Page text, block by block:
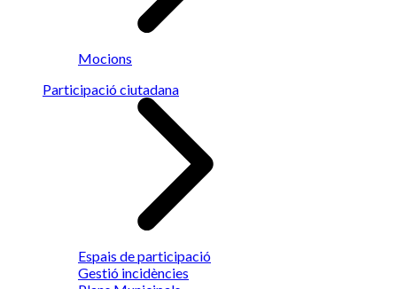
Mocions
Participació ciutadana
Espais de participació
Gestió incidències